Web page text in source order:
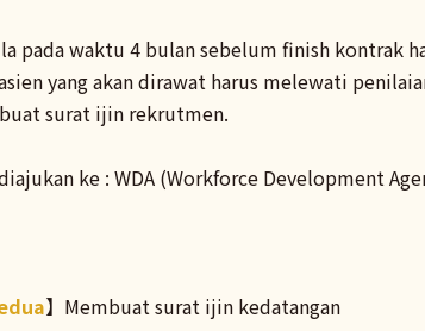
pada waktu 4 bulan sebelum finish kontrak
yang akan dirawat harus melewati
surat ijin rekrutmen.
ke : WDA (Workforce Development
】Membuat surat ijin kedatangan